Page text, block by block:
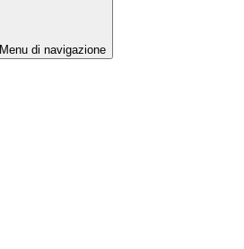
Menu di navigazione